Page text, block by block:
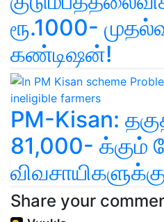
ரூ.1000-
கண்டிஷன்!
PM-Kisan:
81,000- க்கும்
Share your